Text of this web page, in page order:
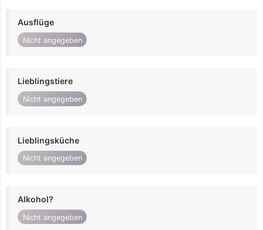
Ausflüge
Nicht angegeben
Lieblingstiere
Nicht angegeben
Lieblingsküche
Nicht angegeben
Alkohol?
Nicht angegeben